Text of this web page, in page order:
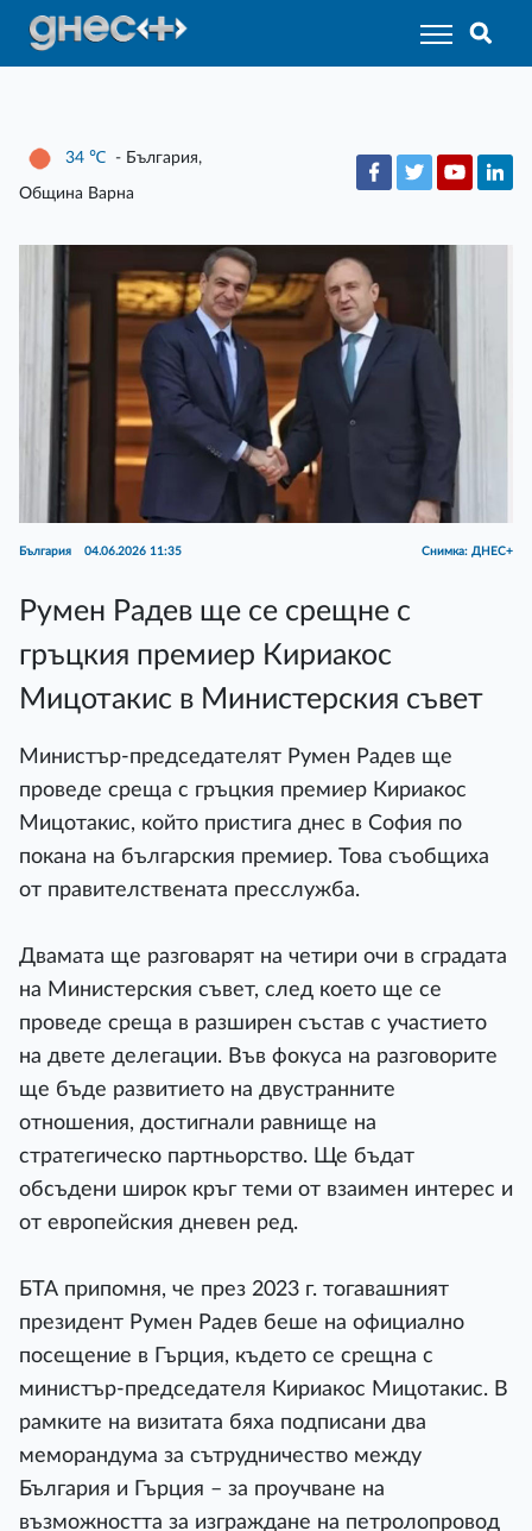
34 ℃ - България,
Община Варна
България 04.06.2026 11:35 Снимка: ДНЕС+
Румен Радев ще се срещне с
гръцкия премиер Кириакос
Мицотакис в Министерския съвет
Министър-председателят Румен Радев ще
проведе среща с гръцкия премиер Кириакос
Мицотакис, който пристига днес в София по
покана на българския премиер. Това съобщиха
от правителствената пресслужба.
Двамата ще разговарят на четири очи в сградата
на Министерския съвет, след което ще се
проведе среща в разширен състав с участието
на двете делегации. Във фокуса на разговорите
ще бъде развитието на двустранните
отношения, достигнали равнище на
стратегическо партньорство. Ще бъдат
обсъдени широк кръг теми от взаимен интерес и
от европейския дневен ред.
БТА припомня, че през 2023 г. тогавашният
президент Румен Радев беше на официално
посещение в Гърция, където се срещна с
министър-председателя Кириакос Мицотакис. В
рамките на визитата бяха подписани два
меморандума за сътрудничество между
България и Гърция – за проучване на
възможността за изграждане на петролопровод